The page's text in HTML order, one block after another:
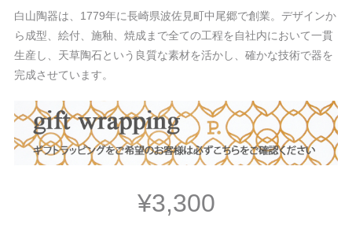
白山陶器は、1779年に長崎県波佐見町中尾郷で創業。デザインか
ら成型、絵付、施釉、焼成まで全ての工程を自社内において一貫
生産し、天草陶石という良質な素材を活かし、確かな技術で器を
完成させています。
¥3,300